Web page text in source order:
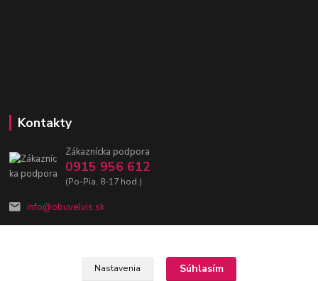
Kontakty
Zákaznícka podpora
0915 956 612
(Po-Pia, 8-17 hod.)
info@obuvelvis.sk
Nastavenia Súhlasím